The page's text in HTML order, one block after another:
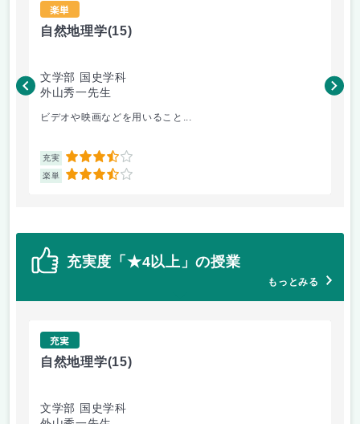
楽単
自然地理学(15)
文学部 国史学科
外山秀一先生
ビデオや映画などを用いること...
充実 3.5
楽単 3.5
山
充実度「★4以上」の授業
もっとみる
充実
自然地理学(15)
文学部 国史学科